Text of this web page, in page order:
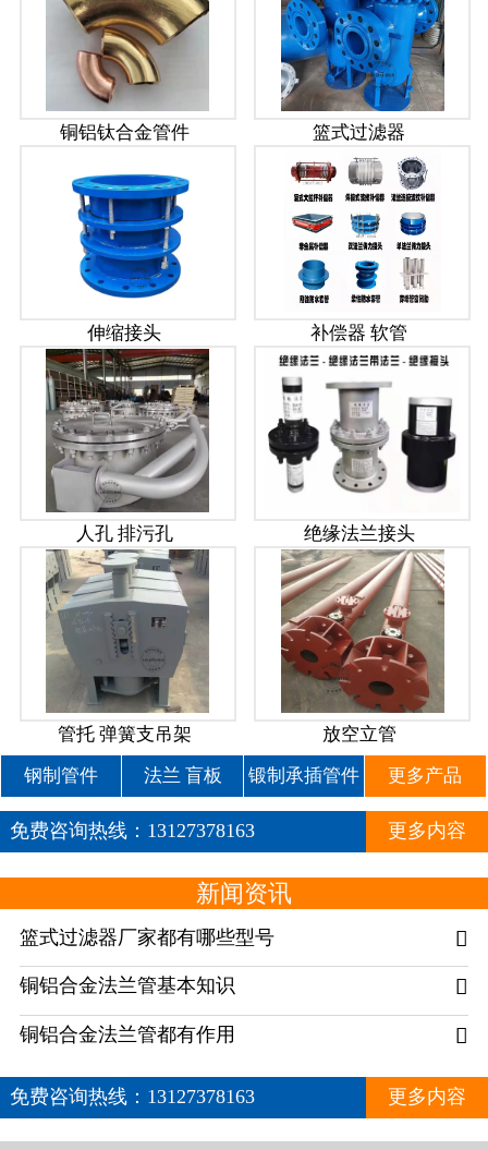
铜铝钛合金管件 篮式过滤器
伸缩接头 补偿器 软管
人孔 排污孔 绝缘法兰接头
管托 弹簧支吊架 放空立管
钢制管件 法兰 盲板 锻制承插管件 更多产品
免费咨询热线： 13127378163 更多内容
新闻资讯
篮式过滤器厂家都有哪些型号 
铜铝合金法兰管基本知识 
铜铝合金法兰管都有作用 
免费咨询热线： 13127378163 更多内容